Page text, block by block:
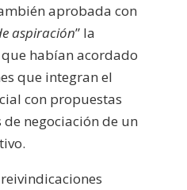
aprobada con
aspiración” la
habían acordado
que integran el
con propuestas
negociación de un